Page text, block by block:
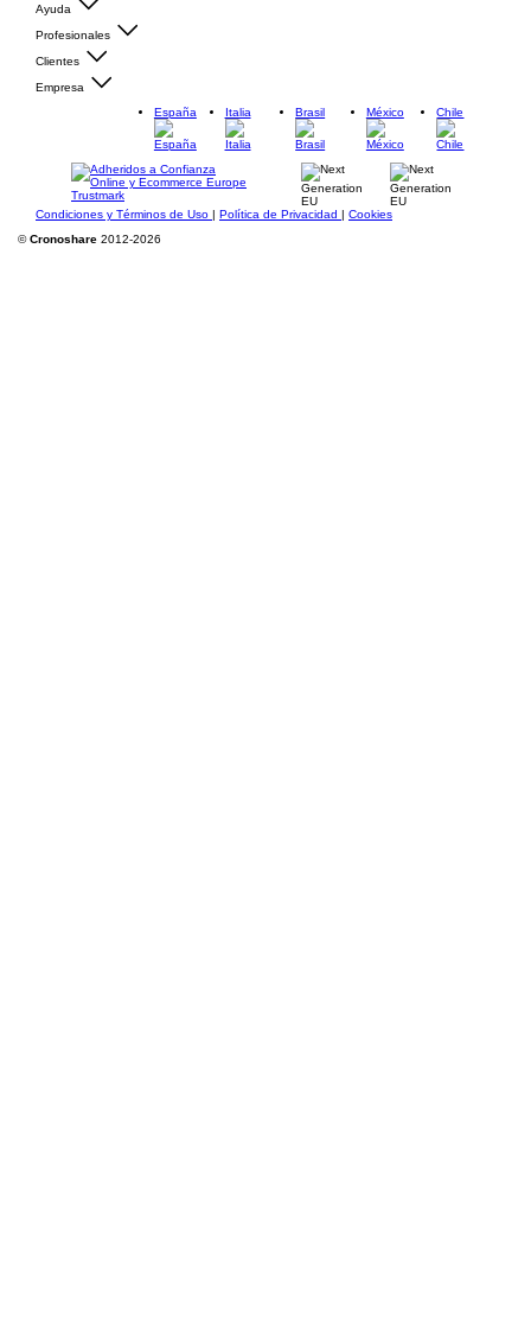
Ayuda
Profesionales
Clientes
Empresa
España
Italia Brasil México Chile
Condiciones y Términos de Uso | Política de Privacidad | Cookies
©Cronoshare 2012-2026